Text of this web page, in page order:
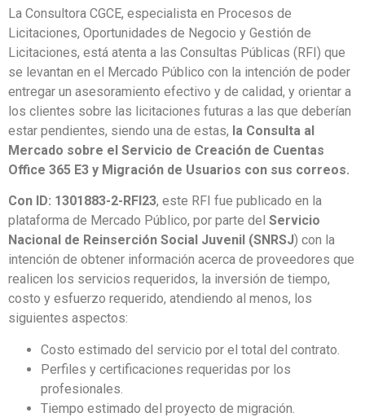
La Consultora CGCE, especialista en Procesos de
Licitaciones, Oportunidades de Negocio y Gestión de
Licitaciones, está atenta a las Consultas Públicas (RFI) que
se levantan en el Mercado Público con la intención de poder
entregar un asesoramiento efectivo y de calidad, y orientar a
los clientes sobre las licitaciones futuras a las que deberían
estar pendientes, siendo una de estas, la Consulta al
Mercado sobre el Servicio de Creación de Cuentas
Office 365 E3 y Migración de Usuarios con sus correos.
Con ID: 1301883-2-RFI23, este RFI fue publicado en la
plataforma de Mercado Público, por parte del Servicio
Nacional de Reinserción Social Juvenil (SNRSJ) con la
intención de obtener información acerca de proveedores que
realicen los servicios requeridos, la inversión de tiempo,
costo y esfuerzo requerido, atendiendo al menos, los
siguientes aspectos:
Costo estimado del servicio por el total del contrato.
Perfiles y certificaciones requeridas por los
profesionales.
Tiempo estimado del proyecto de migración.